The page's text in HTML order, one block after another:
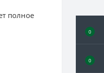
0
0
полное